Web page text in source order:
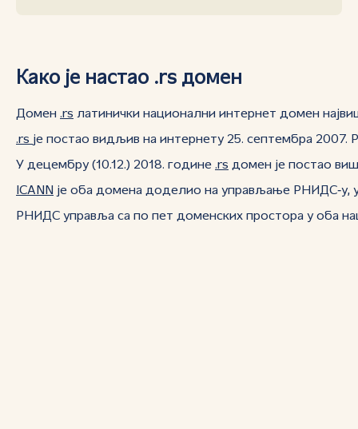
Како је настао .rs домен
Домен .rs латинички национални интернет домен
.rs је постао видљив на интернету 25. септембра 2007.
У децембру (10.12.) 2018. године .rs домен је постао
ICANN је оба домена доделио на управљање РНИДС‑у,
РНИДС управља са по пет доменских простора у оба